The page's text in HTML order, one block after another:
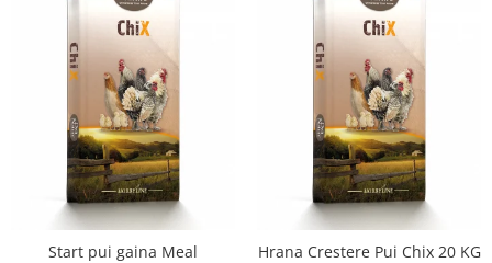
Start pui gaina Meal
Hrana Crestere Pui Chix 20 KG